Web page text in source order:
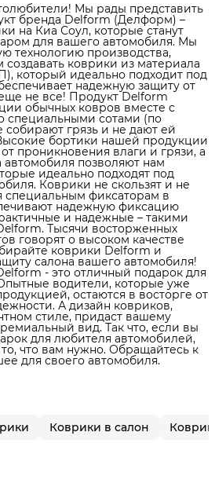
Мы рады представить
бренда Delform (Делформ) –
на Киа Соул, которые станут
для вашего автомобиля. Мы
технологию производства,
создавать коврики из материала
который идеально подходит под
надежную защиту от
не все! Продукт Delform
обычных ковров вместе с
специальными сотами (по
собирают грязь и не дают ей
бортики нашей продукции
проникновения влаги и грязи, а
позволяют нам
идеально подходят под
Коврики не скользят и не
специальным фиксаторам в
надежную фиксацию
и надежные – такими
Тысячи восторженных
говорят о высоком качестве
коврики Delform и
салона вашего автомобиля!
- это отличный подарок для
водители, которые уже
остаются в восторге от
А дизайн ковриков,
стиле, придаст вашему
вид. Так что, если вы
для любителя автомобилей,
что вам нужно. Обращайтесь к
для своего автомобиля.
Коврики в салон